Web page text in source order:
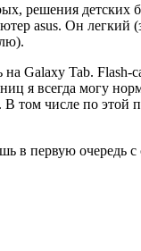
детских
asus. Он легкий
Tab. Flash-
всегда могу
В том числе по этой
в первую очередь